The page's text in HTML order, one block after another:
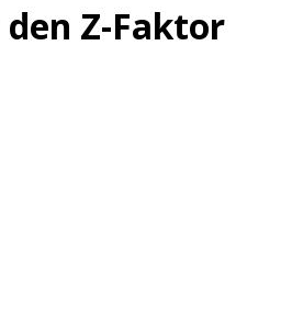
Z-Faktor